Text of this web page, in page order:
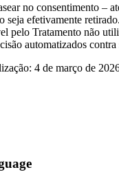
no consentimento –
seja efetivamente retirado.
pelo Tratamento não
automatizados contra
4 de março de